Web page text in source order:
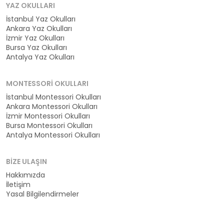
YAZ OKULLARI
İstanbul Yaz Okulları
Ankara Yaz Okulları
İzmir Yaz Okulları
Bursa Yaz Okulları
Antalya Yaz Okulları
MONTESSORI OKULLARI
İstanbul Montessori Okulları
Ankara Montessori Okulları
İzmir Montessori Okulları
Bursa Montessori Okulları
Antalya Montessori Okulları
BIZE ULAŞIN
Hakkımızda
İletişim
Yasal Bilgilendirmeler